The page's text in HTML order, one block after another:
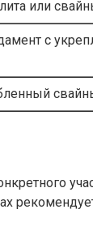
или
с